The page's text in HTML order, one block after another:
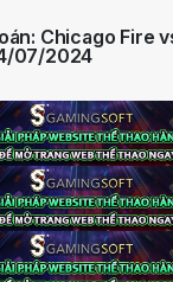
Chicago Fire
07/2024